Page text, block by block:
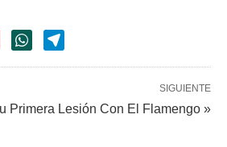
SIGUIENTE
Primera Lesión Con El Flamengo »